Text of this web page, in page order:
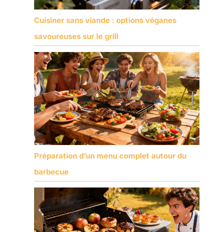
Cuisiner sans viande : options véganes
savoureuses sur le grill
Préparation d’un menu complet autour du
barbecue